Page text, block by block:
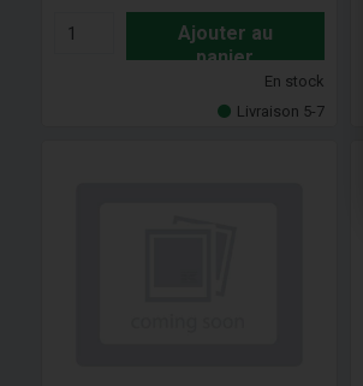
Ajouter au
panier
En stock
Livraison 5-7